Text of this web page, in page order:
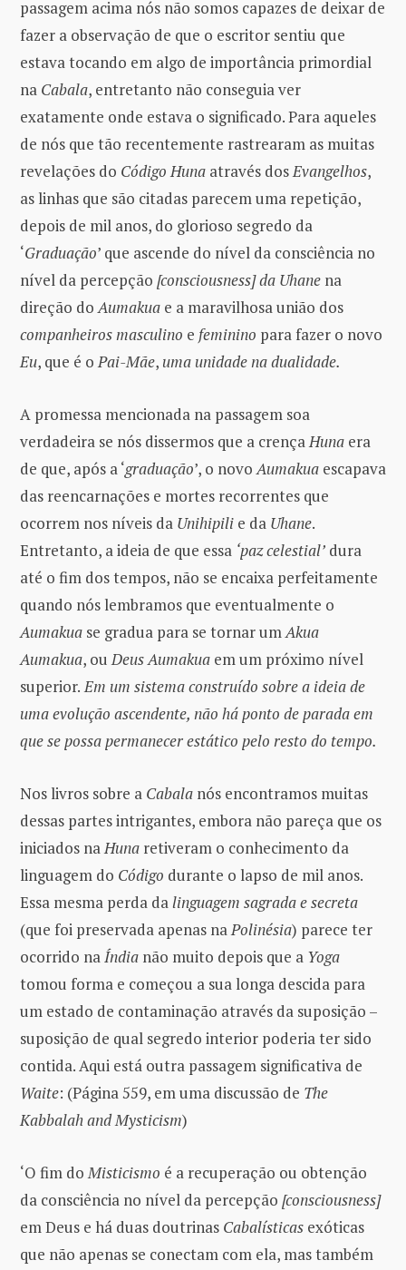
passagem acima nós não somos capazes de deixar de
fazer a observação de que o escritor sentiu que
estava tocando em algo de importância primordial
na Cabala, entretanto não conseguia ver
exatamente onde estava o significado. Para aqueles
de nós que tão recentemente rastrearam as muitas
revelações do Código Huna através dosEvangelhos,
as linhas que são citadas parecem uma repetição,
depois de mil anos, do glorioso segredo da
‘Graduação’ que ascende do nível da consciência no
nível da percepção [consciousness]da Uhane na
direção doAumakua e a maravilhosa união dos
companheiros masculino e feminino para fazer o novo
Eu, que é oPai-Mãe, uma unidade na dualidade.
A promessa mencionada na passagem soa
verdadeira se nós dissermos que a crençaHuna era
de que, após a ‘graduação’, o novoAumakua escapava
das reencarnações e mortes recorrentes que
ocorrem nos níveis da Unihipili e da Uhane.
Entretanto, a ideia de que essa ‘paz celestial’ dura
até o fim dos tempos, não se encaixa perfeitamente
quando nós lembramos que eventualmente o
Aumakua se gradua para se tornar umAkua
Aumakua, ouDeus Aumakua em um próximo nível
superior.Em um sistema construído sobre a ideia de
uma evolução ascendente, não há ponto de parada em
que se possa permanecer estático pelo resto do tempo.
Nos livros sobre a Cabala nós encontramos muitas
dessas partes intrigantes, embora não pareça que os
iniciados naHuna retiveram o conhecimento da
linguagem do Código durante o lapso de mil anos.
Essa mesma perda dalinguagem sagrada e secreta
(que foi preservada apenas naPolinésia) parece ter
ocorrido naÍndia não muito depois que a Yoga
tomou forma e começou a sua longa descida para
um estado de contaminação através da suposição –
suposição de qual segredo interior poderia ter sido
contida. Aqui está outra passagem significativa de
Waite: (Página 559, em uma discussão de The
Kabbalah and Mysticism)
‘O fim doMisticismo é a recuperação ou obtenção
da consciência no nível da percepção [consciousness]
em Deus e há duas doutrinas Cabalísticas exóticas
que não apenas se conectam com ela, mas também